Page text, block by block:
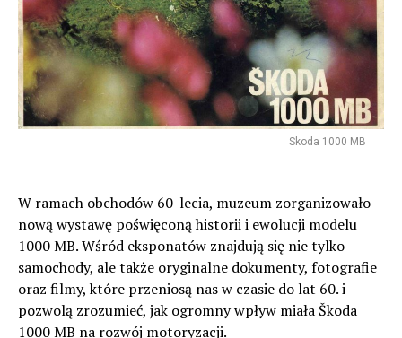
Skoda 1000 MB
W ramach obchodów 60-lecia, muzeum zorganizowało
nową wystawę poświęconą historii i ewolucji modelu
1000 MB. Wśród eksponatów znajdują się nie tylko
samochody, ale także oryginalne dokumenty, fotografie
oraz filmy, które przeniosą nas w czasie do lat 60. i
pozwolą zrozumieć, jak ogromny wpływ miała Škoda
1000 MB na rozwój motoryzacji.